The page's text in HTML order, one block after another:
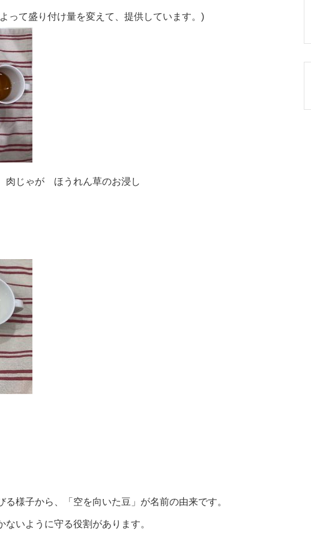
って盛り付け量を変えて、提供しています。)
じゃが ほうれん草のお浸し
様子から、「空を向いた豆」が名前の由来です。
いように守る役割があります。